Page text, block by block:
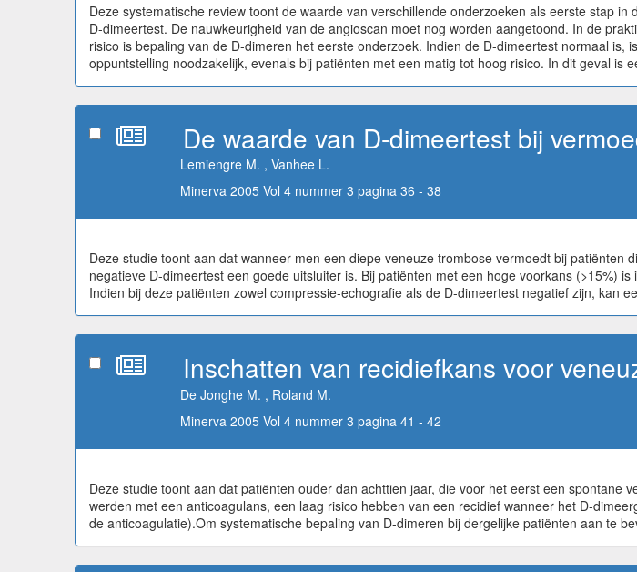
Deze systematische review toont de waarde van verschillende onderzoeken als eerste stap
D-dimeertest. De nauwkeurigheid van de angioscan moet nog worden aangetoond. In de
risico is bepaling van de D-dimeren het eerste onderzoek. Indien de D-dimeertest normaal
oppuntstelling noodzakelijk, evenals bij patiënten met een matig tot hoog risico. In dit geval is
De waarde van D-dimeertest bij
Lemiengre M. , Vanhee L.
Minerva 2005 Vol 4 nummer 3 pagina 36 - 38
Deze studie toont aan dat wanneer men een diepe veneuze trombose vermoedt bij
negatieve D-dimeertest een goede uitsluiter is. Bij patiënten met een hoge voorkans (>15%)
Indien bij deze patiënten zowel compressie-echografie als de D-dimeertest negatief zijn, kan
Inschatten van recidiefkans voor
De Jonghe M. , Roland M.
Minerva 2005 Vol 4 nummer 3 pagina 41 - 42
Deze studie toont aan dat patiënten ouder dan achttien jaar, die voor het eerst een
werden met een anticoagulans, een laag risico hebben van een recidief wanneer het D-
de anticoagulatie).Om systematische bepaling van D-dimeren bij dergelijke patiënten aan te